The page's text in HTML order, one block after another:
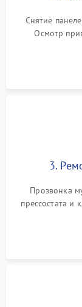
Снятие
Осмотр
3.
Прозвонка
прессостата и